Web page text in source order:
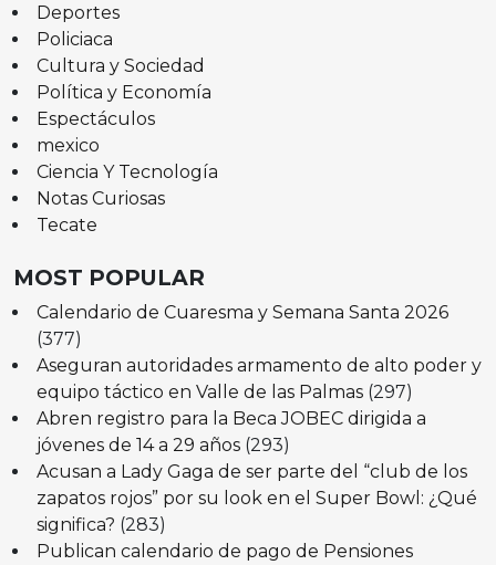
Deportes
Policiaca
Cultura y Sociedad
Política y Economía
Espectáculos
mexico
Ciencia Y Tecnología
Notas Curiosas
Tecate
MOST POPULAR
Calendario de Cuaresma y Semana Santa 2026
(377)
Aseguran autoridades armamento de alto poder y
equipo táctico en Valle de las Palmas (297)
Abren registro para la Beca JOBEC dirigida a
jóvenes de 14 a 29 años (293)
Acusan a Lady Gaga de ser parte del “club de los
zapatos rojos” por su look en el Super Bowl: ¿Qué
significa? (283)
Publican calendario de pago de Pensiones